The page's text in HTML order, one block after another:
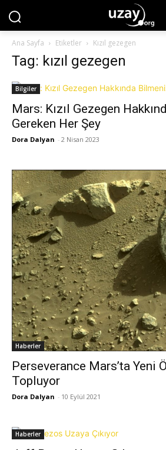
Ana Sayfa Etiketler Kızıl gezegen
Tag: kızıl gezegen
Bilgiler
Mars: Kızıl Gezegen
Gereken Her Şey
Dora Dalyan - 2 Nisan 2023
Haberler
Perseverance Mars’ta Yeni
Topluyor
Dora Dalyan - 10 Eylül 2021
Haberler